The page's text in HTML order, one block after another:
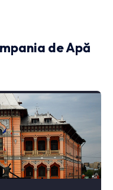
de Apă